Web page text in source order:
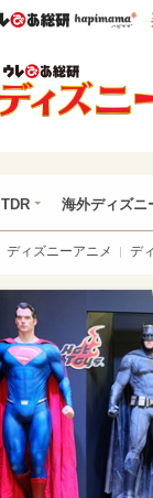
ウレぴあ
TDR 海外ディズニ
ディズニーアニメ デ